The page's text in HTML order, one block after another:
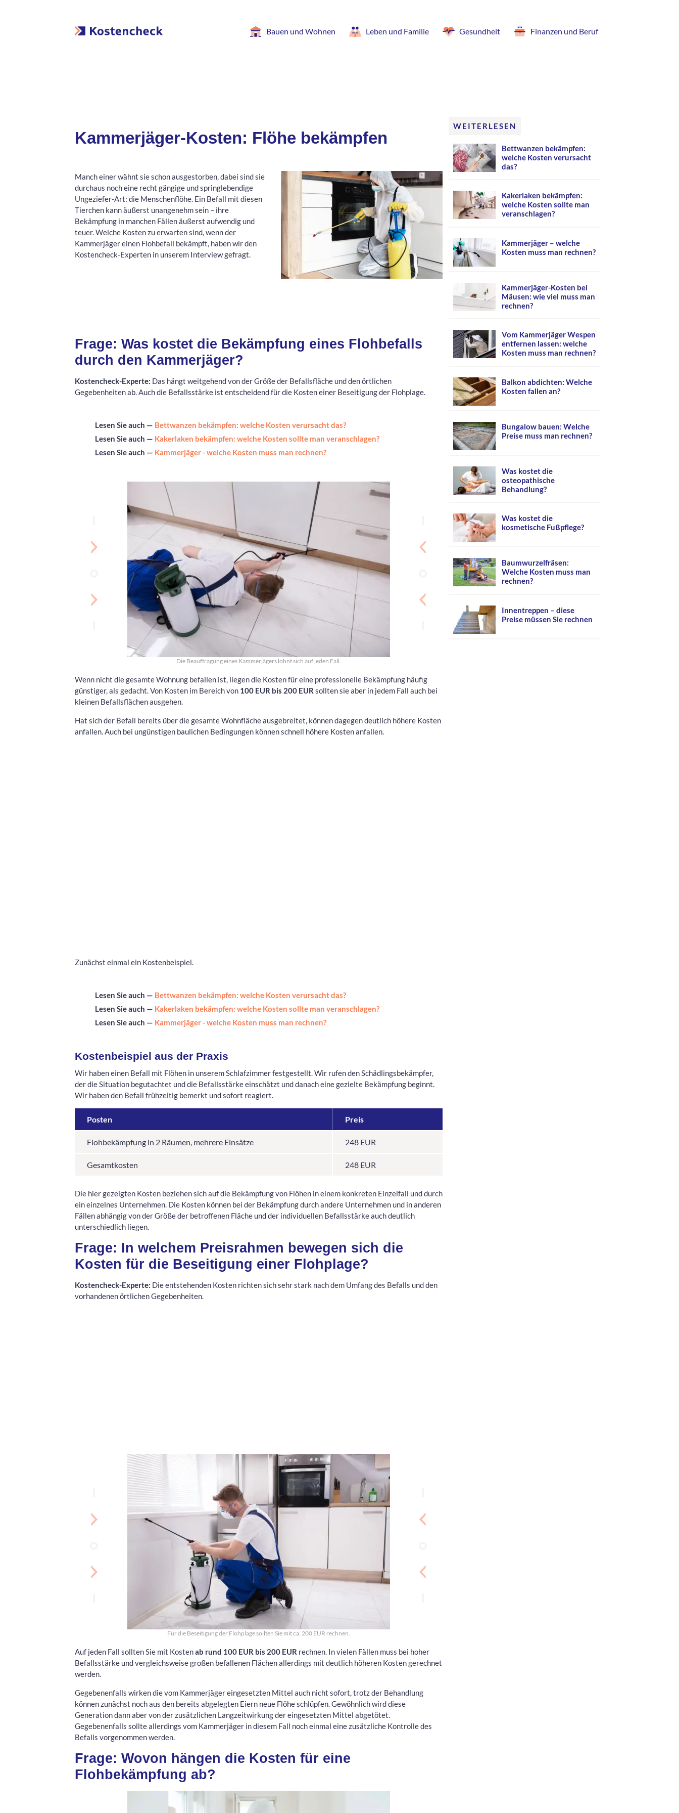
Bauen und Wohnen Leben und Familie Gesundheit Finanzen und Beruf
Kammerjäger-Kosten: Flöhe bekämpfen
Manch einer wähnt sie schon ausgestorben, dabei sind sie
durchaus noch eine recht gängige und springlebendige
Ungeziefer-Art: die Menschenflöhe. Ein Befall mit diesen
Tierchen kann äußerst unangenehm sein – ihre
Bekämpfung in manchen Fällen äußerst aufwendig und
teuer. Welche Kosten zu erwarten sind, wenn der
Kammerjäger einen Flohbefall bekämpft, haben wir den
Kostencheck-Experten in unserem Interview gefragt.
Frage: Was kostet die Bekämpfung eines Flohbefalls
durch den Kammerjäger?
Kostencheck-Experte: Das hängt weitgehend von der Größe der Befallsfläche und den örtlichen
Gegebenheiten ab. Auch die Befallsstärke ist entscheidend für die Kosten einer Beseitigung der Flohplage.
Lesen Sie auch — Bettwanzen bekämpfen: welche Kosten verursacht das?
Lesen Sie auch — Kakerlaken bekämpfen: welche Kosten sollte man veranschlagen?
Lesen Sie auch — Kammerjäger - welche Kosten muss man rechnen?
Die Beauftragung eines Kammerjägers lohnt sich auf jeden Fall.
Wenn nicht die gesamte Wohnung befallen ist, liegen die Kosten für eine professionelle Bekämpfung häufig
günstiger, als gedacht. Von Kosten im Bereich von 100 EUR bis 200 EUR sollten sie aber in jedem Fall auch bei
kleinen Befallsflächen ausgehen.
Hat sich der Befall bereits über die gesamte Wohnfläche ausgebreitet, können dagegen deutlich höhere Kosten
anfallen. Auch bei ungünstigen baulichen Bedingungen können schnell höhere Kosten anfallen.
Zunächst einmal ein Kostenbeispiel.
Lesen Sie auch — Bettwanzen bekämpfen: welche Kosten verursacht das?
Lesen Sie auch — Kakerlaken bekämpfen: welche Kosten sollte man veranschlagen?
Lesen Sie auch — Kammerjäger - welche Kosten muss man rechnen?
Kostenbeispiel aus der Praxis
Wir haben einen Befall mit Flöhen in unserem Schlafzimmer festgestellt. Wir rufen den Schädlingsbekämpfer,
der die Situation begutachtet und die Befallsstärke einschätzt und danach eine gezielte Bekämpfung beginnt.
Wir haben den Befall frühzeitig bemerkt und sofort reagiert.
Posten Preis
Flohbekämpfung in 2 Räumen, mehrere Einsätze 248 EUR
Gesamtkosten 248 EUR
Die hier gezeigten Kosten beziehen sich auf die Bekämpfung von Flöhen in einem konkreten Einzelfall und durch
ein einzelnes Unternehmen. Die Kosten können bei der Bekämpfung durch andere Unternehmen und in anderen
Fällen abhängig von der Größe der betroffenen Fläche und der individuellen Befallsstärke auch deutlich
unterschiedlich liegen.
Frage: In welchem Preisrahmen bewegen sich die
Kosten für die Beseitigung einer Flohplage?
Kostencheck-Experte: Die entstehenden Kosten richten sich sehr stark nach dem Umfang des Befalls und den
vorhandenen örtlichen Gegebenheiten.
Für die Beseitigung der Flohplage sollten Sie mit ca. 200 EUR rechnen.
Auf jeden Fall sollten Sie mit Kostenab rund 100 EUR bis 200 EUR rechnen. In vielen Fällen muss bei hoher
Befallsstärke und vergleichsweise großen befallenen Flächen allerdings mit deutlich höheren Kosten gerechnet
werden.
Gegebenenfalls wirken die vom Kammerjäger eingesetzten Mittel auch nicht sofort, trotz der Behandlung
können zunächst noch aus den bereits abgelegten Eiern neue Flöhe schlüpfen. Gewöhnlich wird diese
Generation dann aber von der zusätzlichen Langzeitwirkung der eingesetzten Mittel abgetötet.
Gegebenenfalls sollte allerdings vom Kammerjäger in diesem Fall noch einmal eine zusätzliche Kontrolle des
Befalls vorgenommen werden.
Frage: Wovon hängen die Kosten für eine
Flohbekämpfung ab?
WEITERLESEN
Bettwanzen bekämpfen:
welche Kosten verursacht
das?
Kakerlaken bekämpfen:
welche Kosten sollte man
veranschlagen?
Kammerjäger – welche
Kosten muss man rechnen?
Kammerjäger-Kosten bei
Mäusen: wie viel muss man
rechnen?
Vom Kammerjäger Wespen
entfernen lassen: welche
Kosten muss man rechnen?
Balkon abdichten: Welche
Kosten fallen an?
Bungalow bauen: Welche
Preise muss man rechnen?
Was kostet die
osteopathische
Behandlung?
Was kostet die
kosmetische Fußpflege?
Baumwurzelfräsen:
Welche Kosten muss man
rechnen?
Innentreppen – diese
Preise müssen Sie rechnen